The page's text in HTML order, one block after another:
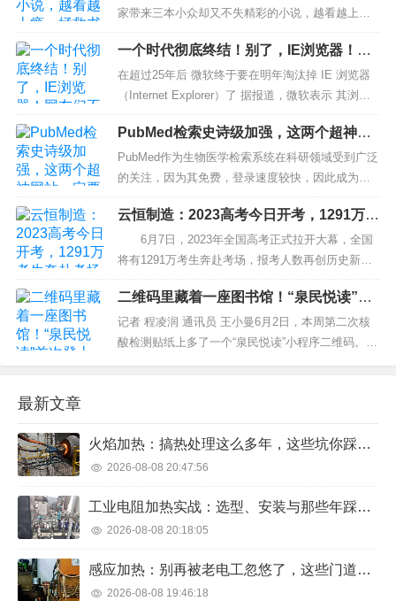
面构成。 第一步：熟悉网站所属行业...
家带来三本小众却又不失精彩的小说，越看越上
瘾，拯救书荒的绝佳良药！ 《天枢》徐公子胜治本
书字数：167.7万字，已完结 推荐理由：别觉得徐公
子的书都不爽不白，这本是徐公子最好读的一本
书，通俗地讲就是逼格很高的小白文。徐公子充分
避免...
一个时代彻底终结！别了，IE浏览器！网
友们不舍也担心：各种网上考试报名怎么
办？
在超过25年后 微软终于要在明年淘汰掉 IE 浏览器
（Internet Explorer）了 据报道，微软表示 其浏览
器Internet Explorer (简称：IE)将基本淘汰 标志着又
一款数字产品将退出历史...
PubMed检索史诗级加强，这两个超神网
站一定要学会
PubMed作为生物医学检索系统在科研领域受到广泛
的关注，因为其免费，登录速度较快，因此成为很
多科研人员的常用检索工具。我们在使用PubMed
时，检索效率总会有不尽人意的时候，很多新手会
觉着PubMed检索效果和百度学术差不多，甚至因为
是全英文，在使用时体验还不如百度学术。对于一
些进阶用户来说，尽管...
云恒制造：2023高考今日开考，1291万考
生奔赴考场
6月7日，2023年全国高考正式拉开大幕，全国
将有1291万考生奔赴考场，报考人数再创历史新
高。近期，多地出台措施保障考生顺利考试，同
时，为保证考试安全，多部门开展净化涉考网络环
境、打击销售作弊器材、打击替考作弊等专项行
动，综合治理考试环境。 各地出台举措，保障
二维码里藏着一座图书馆！“泉民悦读”首
次登上济南核酸检测贴纸
记者 程凌润 通讯员 王小曼6月2日，本周第二次核
酸检测贴纸上多了一个“泉民悦读”小程序二维码。扫
将阅读的力量发挥到最大，进一步增强城市软实
力，提振群众抗疫精气神...
最新文章
火焰加热：搞热处理这么多年，这些坑你踩过吗？
2026-08-08 20:47:56
工业电阻加热实战：选型、安装与那些年踩过的坑
2026-08-08 20:18:05
感应加热：别再被老电工忽悠了，这些门道你得懂
2026-08-08 19:46:18